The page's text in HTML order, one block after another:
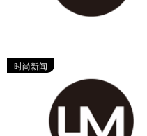
时尚新闻